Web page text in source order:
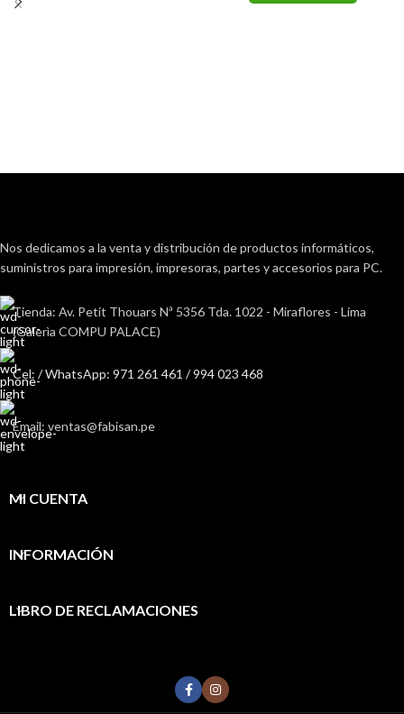
Nos dedicamos a la venta y distribución de productos informáticos,
suministros para impresión, impresoras, partes y accesorios para PC.
Tienda: Av. Petit Thouars Nª 5356 Tda. 1022 - Miraflores - Lima
(Galerìa COMPU PALACE)
Cel: / WhatsApp: 971 261 461 / 994 023 468
Email: ventas@fabisan.pe
MI CUENTA
INFORMACIÓN
LIBRO DE RECLAMACIONES